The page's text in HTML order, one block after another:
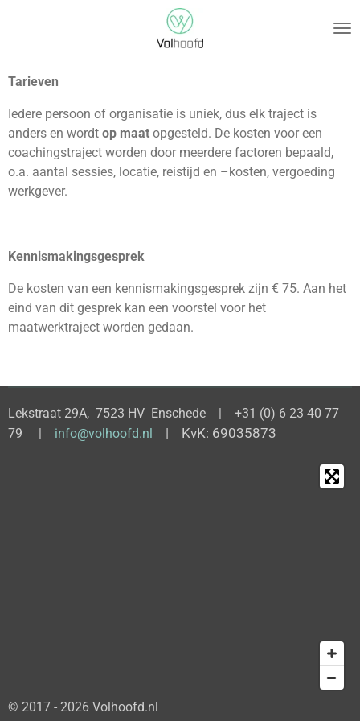
de
Tarieven
Iedere persoon of organisatie is uniek, dus elk traject is
anders en wordt op maat opgesteld. De kosten voor een
coachingstraject worden door meerdere factoren bepaald,
o.a. aantal sessies, locatie, reistijd en –kosten, vergoeding
werkgever.
Kennismakingsgesprek
De kosten van een kennismakingsgesprek zijn € 75. Aan het
eind van dit gesprek kan een voorstel voor het
maatwerktraject worden gedaan.
Lekstraat 29A, 7523 HV Enschede | +31 (0) 6 23 40 77
79 | info@volhoofd.nl | KvK: 69035873
© 2017 - 2026 Volhoofd.nl